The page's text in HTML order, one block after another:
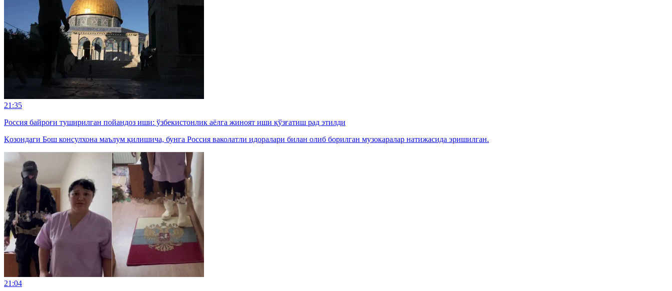
21:35
Россия байроғи туширилган пойандоз иши: ўзбекистонлик аёлга жиноят иши қўзғатиш рад этилди
Қозондаги Бош консулхона маълум қилишича, бунга Россия ваколатли идоралари билан олиб борилган музокаралар натижасида эришилган.
21:04